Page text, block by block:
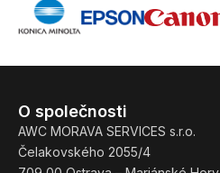
O společnosti
AWC MORAVA SERVICES s.r.o.
Čelakovského 2055/4